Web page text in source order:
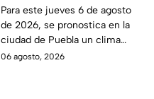
jueves 6 de agosto de
2026
Para este jueves 6 de agosto
de 2026, se pronostica en la
ciudad de Puebla un clima
cálido con bajas probabilidades
06 agosto, 2026